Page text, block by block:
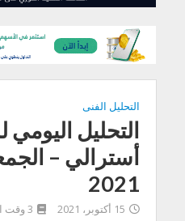
التحليل الفنى
التحليل اليومي
2021
15 أكتوبر، 2021 3 وقت القراءة بالدقيقة